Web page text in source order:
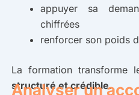
appuyer sa
chiffrées
renforcer son poids
La formation transforme
structuré et crédible.
Analyser un